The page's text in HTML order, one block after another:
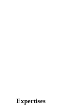
Expertises